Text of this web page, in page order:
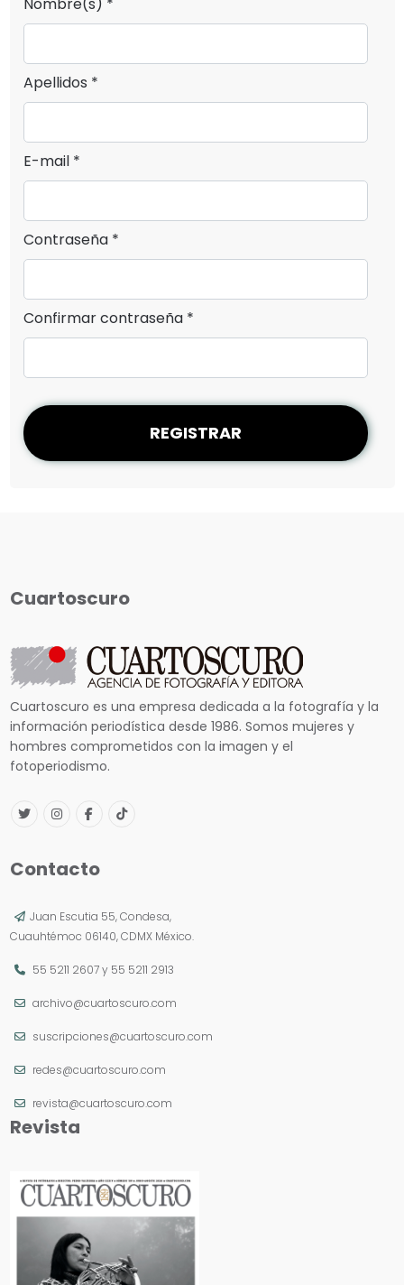
Apellidos *
E-mail *
Contraseña *
Confirmar contraseña *
REGISTRAR
Cuartoscuro
Cuartoscuro es una empresa dedicada a la fotografía y la
información periodística desde 1986. Somos mujeres y
hombres comprometidos con la imagen y el
fotoperiodismo.
Contacto
Juan Escutia 55, Condesa,
Cuauhtémoc 06140, CDMX México.
55 5211 2607y 55 5211 2913
archivo@cuartoscuro.com
suscripciones@cuartoscuro.com
redes@cuartoscuro.com
revista@cuartoscuro.com
Revista